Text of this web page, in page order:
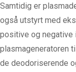
Samtidig er
også utstyrt med
positive og negative
plasmageneratoren
de deodoriserende